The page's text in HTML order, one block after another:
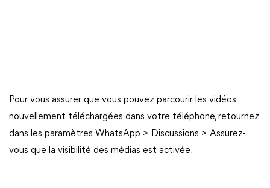
Pour vous assurer que vous pouvez parcourir les vidéos
nouvellement téléchargées dans votre téléphone, retournez
dans les paramètres WhatsApp > Discussions > Assurez-
vous que la visibilité des médias est activée.